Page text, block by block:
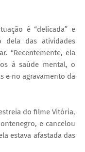
é “delicada” e
dela das atividades
“Recentemente, ela
à saúde mental, o
e no agravamento da
do filme Vitória,
e cancelou
estava afastada das